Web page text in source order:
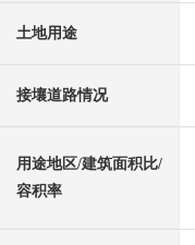
土地用途
接壤道路情况
用途地区/建筑面积比/
容积率